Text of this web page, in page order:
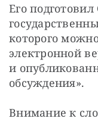
Его
которого
электронной
и
обсуждения».
Внимание к